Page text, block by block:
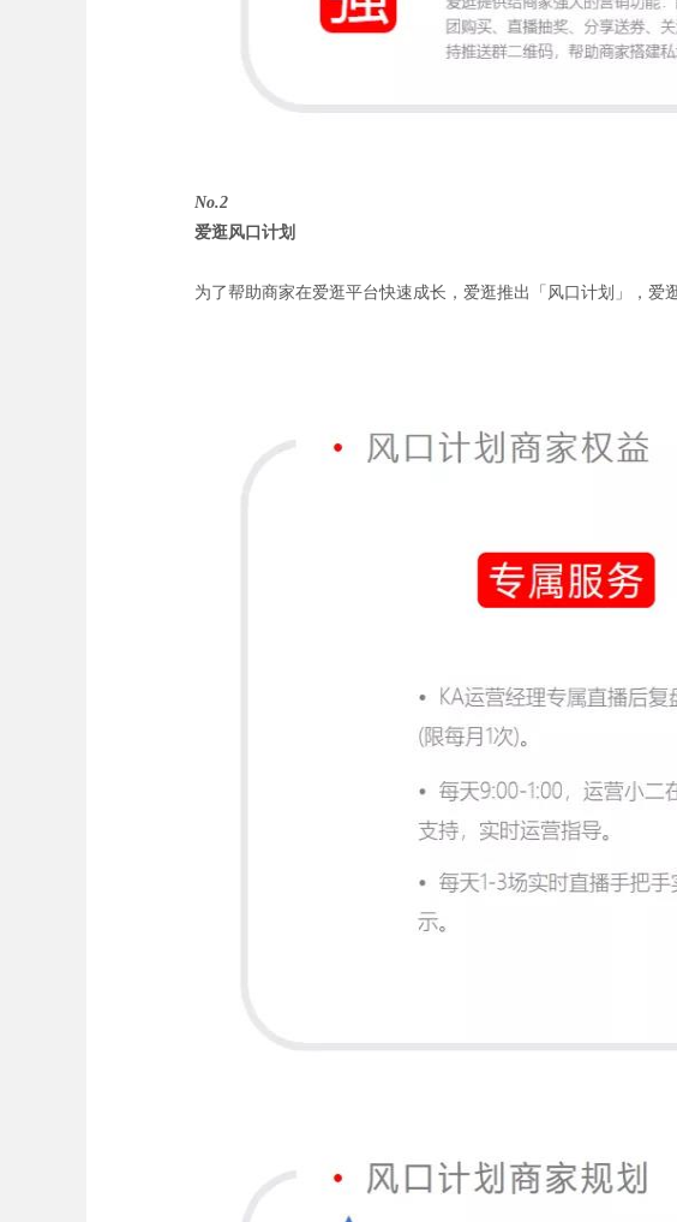
No.2
爱逛风口计划
为了帮助商家在爱逛平台快速成长，爱逛推出「风口计划」，爱